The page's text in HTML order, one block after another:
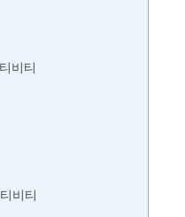
비티
비티